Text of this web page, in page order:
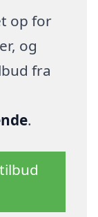
op for
og
fra
.